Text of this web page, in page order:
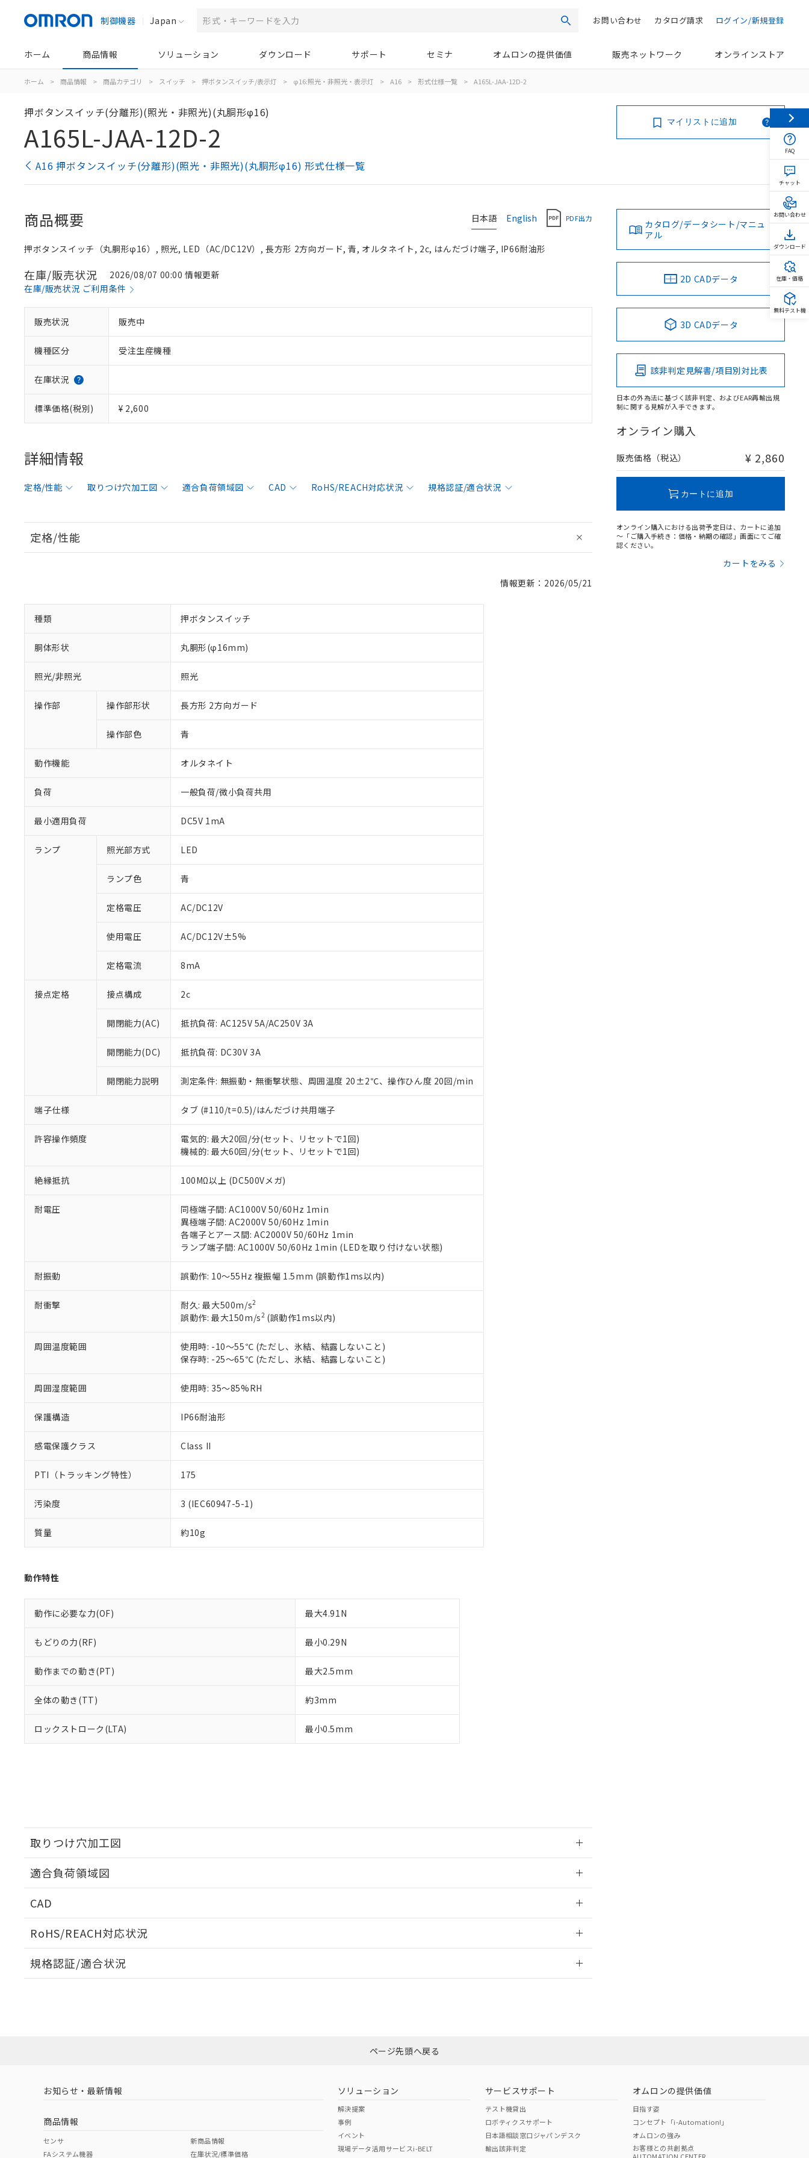
制御機器 Japan 検索 ログイン/新規登録
カタログ請求
お問い合わせ
ホーム 商品情報 ソリューション ダウンロード サポート セミナ オムロンの提供価値 販売ネットワーク オンラインストア
ホーム > 商品情報 > 商品カテゴリ > スイッチ > 押ボタンスイッチ/表示灯 > φ16:照光・非照光・表示灯 > A16 > 形式仕様一覧 > A165L-JAA-12D-2
押ボタンスイッチ(分離形)(照光・非照光)(丸胴形φ16)
A165L-JAA-12D-2
A16 押ボタンスイッチ(分離形)(照光・非照光)(丸胴形φ16) 形式仕様一覧
マイリストに追加
日本語 English PDF出力
商品概要
押ボタンスイッチ（丸胴形φ16）, 照光, LED（AC/DC12V）, 長方形 2方向ガード, 青, オルタネイト, 2c, はんだづけ端子, IP66耐油形
在庫/販売状況
2026/08/07 00:00 情報更新
在庫/販売状況 ご利用条件
販売状況 販売中
機種区分 受注生産機種
在庫状況
標準価格(税別) ¥ 2,600
詳細情報
定格/性能 取りつけ穴加工図 適合負荷領域図 CAD RoHS/REACH対応状況 規格認証/適合状況
定格/性能
情報更新：2026/05/21
種類 押ボタンスイッチ
胴体形状 丸胴形(φ16mm)
照光/非照光 照光
操作部 操作部形状 長方形 2方向ガード
操作部色 青
動作機能 オルタネイト
負荷 一般負荷/微小負荷共用
最小適用負荷 DC5V 1mA
ランプ 照光部方式 LED
ランプ色 青
定格電圧 AC/DC12V
使用電圧 AC/DC12V±5%
定格電流 8mA
接点定格 接点構成 2c
開閉能力(AC) 抵抗負荷: AC125V 5A/AC250V 3A
開閉能力(DC) 抵抗負荷: DC30V 3A
開閉能力説明 測定条件: 無振動・無衝撃状態、周囲温度 20±2℃、操作ひん度 20回/min
端子仕様 タブ (#110/t=0.5)/はんだづけ共用端子
許容操作頻度
電気的: 最大20回/分(セット、リセットで1回)
機械的: 最大60回/分(セット、リセットで1回)
絶縁抵抗 100MΩ以上 (DC500Vメガ)
耐電圧
同極端子間: AC1000V 50/60Hz 1min
異極端子間: AC2000V 50/60Hz 1min
各端子とアース間: AC2000V 50/60Hz 1min
ランプ端子間: AC1000V 50/60Hz 1min (LEDを取り付けない状態)
耐振動 誤動作: 10～55Hz 複振幅 1.5mm (誤動作1ms以内)
耐衝撃 耐久: 最大500m/s2
誤動作: 最大150m/s2(誤動作1ms以内)
周囲温度範囲
使用時: -10～55℃ (ただし、氷結、結露しないこと)
保存時: -25～65℃ (ただし、氷結、結露しないこと)
周囲湿度範囲 使用時: 35～85%RH
保護構造 IP66耐油形
感電保護クラス Class II
PTI（トラッキング特性） 175
汚染度 3 (IEC60947-5-1)
質量 約10g
動作特性
動作に必要な力(OF) 最大4.91N
もどりの力(RF) 最小0.29N
動作までの動き(PT) 最大2.5mm
全体の動き(TT) 約3mm
ロックストローク(LTA) 最小0.5mm
取りつけ穴加工図
適合負荷領域図
CAD
RoHS/REACH対応状況
EU RoHS 注意事項・凡例
ダウンロードはこちら
中国 RoHS 注意事項・凡例
中国 RoHS表
規格認証/適合状況
（イギリス
（ノルウェー
（日本
（アメリカ
カタログ/データシート/マニュ
アル
2D CADデータ
3D CADデータ
該非判定見解書/項目別対比表
日本の外為法に基づく該非判定、およびEAR再輸出規
制に関する見解が入手できます。
オンライン購入
販売価格（税込） ¥ 2,860
カートに追加
オンライン購入における出荷予定日は、カートに追加
～「ご購入手続き：価格・納期の確認」画面にてご確
認ください。
カートをみる
ご利用条件
以下の条件をお読みいただき、同意のうえご利用ください。
本サービスは、当社制御機器事業取扱商品の当社在庫状況および標準価格(税抜)を提供させていただ
くものです。
在庫状況および標準価格照会結果は、記載している更新日時点での社内データに基づき作成されるも
のであり、閲覧された時点での実際の在庫および標準価格とは異なる場合があることをご了承くださ
正式な納期状況および標準価格はお客様のお取引先、またはお客様担当のオムロン制御機器販売店・
当社販売員にご相談ください。
オムロン制御機器販売店や当社販売拠点は「
在庫状況および標準価格結果を当社の事前の承諾なく第三者に漏洩または開示しないようお願いしま
す。
マイパーツ機能（部品リスト作成サービス）をご利用いただくには、I-Webメンバーズにご登録され
ている必要があります。
お客様が当ウェブサイト上で当社にご登録された部品リストについて、当社および当社の共同利用者
が、当社の製品・サービスに関するお客様との取引・商談に必要な範囲で利用することをご了承くだ
いる法人を指します。
※1 対応状況
対応済み：EU RoHS指令（10物質）の非含有に対応した製品が提供可能な商品です。
対応予定：EU RoHS指令（10物質）の非含有に対応した製品に切り替える予定のある商品です。
非該当品：ライセンス料など無形物で、有害物質有無と関係のない商品です。
仕入先様の事情により、非含有部品としていたものが、含有品と判明した場合などやむを得ず変更すること
があります。
*EU RoHS指令（10物質）：
鉛(Pb) 1000ppm以下、 水銀(Hg) 1000ppm以下、 カドミウム(Cd) 100ppm以下、
六価クロム(Cr(Ⅵ)) 1000ppm以下、ポリ臭化ビフェニル類(PBB) 1000ppm以下、ポリ臭化ジフェニルエーテル類(PBDE) 1000ppm以下、
フタル酸ビス(2-エチルヘキシル) (DEHP)(別名：DOP) 1000ppm以下、フタル酸ブチルベンジル（BBP） 1000ppm以下、フタル酸ジブチ
但し、RoHS指令で産業用監視および制御機器に対する適用除外項目は除く。
※2 対応予定月
部品在庫の切り替え状況などにより、予定月が前後することがあります。
※3 非含有証明書ダウンロード
EU RoHS指令（10物質）の非含有証明書
51物質の非含有証明書（当社基準）
また、RoHS指令のフタル酸エステル類４物質の対応では、対応完了までの期間は出荷製品に未対応品が
混在することから備考欄に対応日を記載しておりました。
既に当社にて対応品への在庫切替を完了していることから、特段のことがない限り、2022年1月12日よ
り割愛しております。
※1 中国RoHS○×表
「×」：最大均質材料含有率が中国RoHSの基準値を超えていることを示します。
「－」：未確認です。当社販売部門へお問い合わせください。
Pb(鉛) :1000ppm、 Hg(水銀) : 1000ppm、 Cd(カドミウム) : 100ppm、
Cr(Ⅵ)(六価クロム) : 1000ppm、 PBBs(ポリ臭化ビフェニル類) : 1000ppm、 PBDEs(ポリ臭化ジフェニルエーテル類) : 1000ppm、
DBP(フタル酸ジブチル) : 1000ppm、 DIBP(フタル酸ジイソブチル) : 1000ppm、 BBP(フタル酸ブチルベンジル) : 1000ppm、
DEHP(フタル酸ビス(2-エチルヘキシル)) : 1000ppm
※2 環境保護使用期限
「10」：通常の使用状況下において有害物質が外部に漏えいし、環境に深刻な影響を及ぼさない年数を意
味します。
「－」：未確認です。当社販売部門へお問い合わせください。
当社は、これら貴社製品のうち、外国為替および外国貿易法に定める商品（以下｢規制貨物等」とい
う）を輸出または国外への提供する場合は、日本国政府の輸出許可(または役務取引許可)を取得する
などの必要な手続きをとります。
当社は規制貨物を破棄する場合は、完全に破砕するなど、違法に輸出されないよう必要な手段を講じ
ます。
置等に一切使用いたしません。
当社は、貴社製品を第三者に販売する場合は、上記1、2および3の内容を当該第三者に通知します。
また当社は、販売先および販売に係わる関係者が違法に輸出するおそれがある場合は、取り引きをい
たしません。
合意する
記
号
説明
○ 一定数以上の在庫あり
△ 一定数には満たないが在庫あり
－
在庫なし(最新の在庫状況については、お客様のお取引先、またはお客様担当のオムロン制御
白
ページ先頭へ戻る
お知らせ・最新情報
商品情報
センサ
FAシステム機器
新商品情報
在庫状況/標準価格
ソリューション
解決提案
事例
イベント
現場データ活用サービスi-BELT
サービスサポート
テスト機貸出
ロボティクスサポート
日本語相談窓口ジャパンデスク
輸出該非判定
オムロンの提供価値
目指す姿
コンセプト「i-Automation!」
オムロンの強み
お客様との共創拠点
FAQ
チャット
お問い合わせ
ダウンロード
在庫・価格
無料テスト機